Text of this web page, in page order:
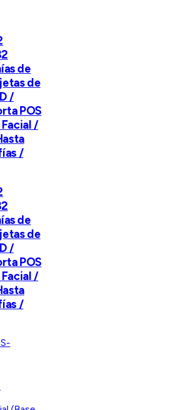
de
de
/
POS
/
/
de
de
/
POS
/
/